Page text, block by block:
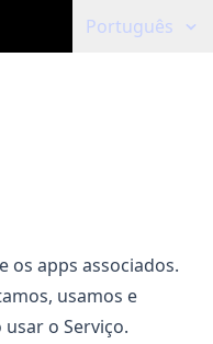
Português
e os apps associados.
usamos e
o Serviço.